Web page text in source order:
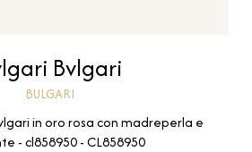
Bvlgari
BULGARI
in oro rosa con madreperla e
- cl858950 - CL858950